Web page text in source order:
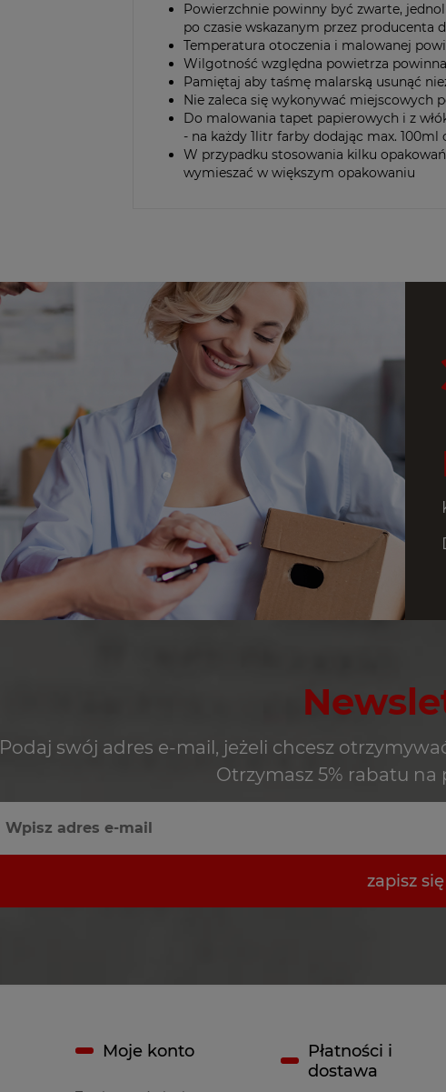
Powierzchnie powinny być zwarte,
po czasie wskazanym przez producenta
Temperatura otoczenia i malowanej
Wilgotność względna powietrza
Pamiętaj aby taśmę malarską usunąć
Nie zaleca się wykonywać miejscowych
Do malowania tapet papierowych i z
- na każdy 1litr farby dodając max. 100ml
W przypadku stosowania kilku
wymieszać w większym opakowaniu
Podaj swój adres e-mail, jeżeli chcesz
Otrzymasz 5% rabatu na
zapisz się
Moje konto
Płatności i
dostawa